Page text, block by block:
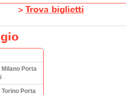
>Trova biglietti
Porta
Porta